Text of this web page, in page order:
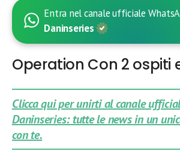
Entra nel canale ufficiale
Daninseries
Operation Con 2 ospiti
Clicca qui per unirti al canale
Daninseries: tutte le news in un
con te.